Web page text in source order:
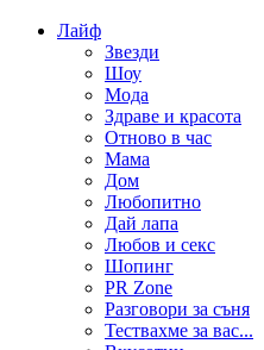
Лайф
Звезди
Шоу
Мода
Здраве и красота
Отново в час
Мама
Дом
Любопитно
Дай лапа
Любов и секс
Шопинг
PR Zone
Разговори за съня
Тествахме за вас...